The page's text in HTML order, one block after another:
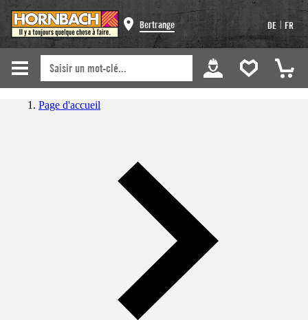
Bertrange DE | FR
Page d'accueil